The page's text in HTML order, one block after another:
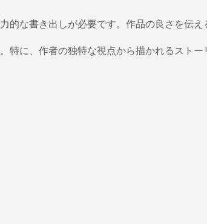
な書き出しが必要です。作品の良さを伝え
特に、作者の独特な視点から描かれるスト